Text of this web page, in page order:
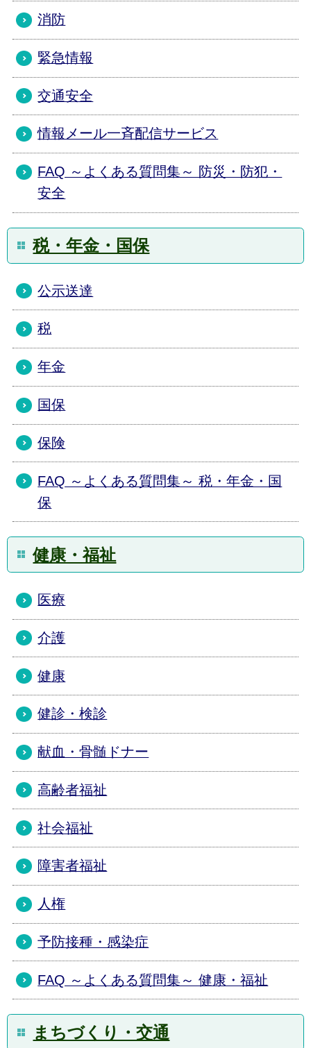
消防
緊急情報
交通安全
情報メール一斉配信サービス
FAQ ～よくある質問集～ 防災・防犯・
安全
税・年金・国保
公示送達
税
年金
国保
保険
FAQ ～よくある質問集～ 税・年金・国
保
健康・福祉
医療
介護
健康
健診・検診
献血・骨髄ドナー
高齢者福祉
社会福祉
障害者福祉
人権
予防接種・感染症
FAQ ～よくある質問集～ 健康・福祉
まちづくり・交通